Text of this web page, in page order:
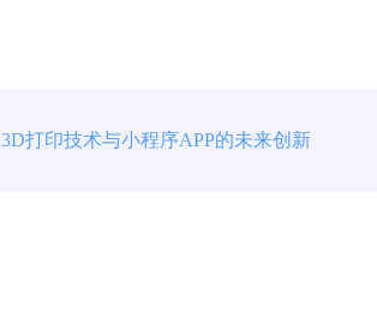
3D打印技术与小程序APP的未来创新